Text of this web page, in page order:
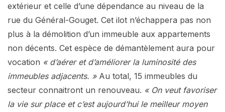
extérieur et celle d’une dépendance au niveau de la
rue du Général-Gouget. Cet ilot n’échappera pas non
plus à la démolition d’un immeuble aux appartements
non décents. Cet espèce de démantèlement aura pour
vocation « d’aérer et d’améliorer la luminosité des
immeubles adjacents. »Au total, 15 immeubles du
secteur connaitront un renouveau. « On veut favoriser
la vie sur place et c’est aujourd’hui le meilleur moyen